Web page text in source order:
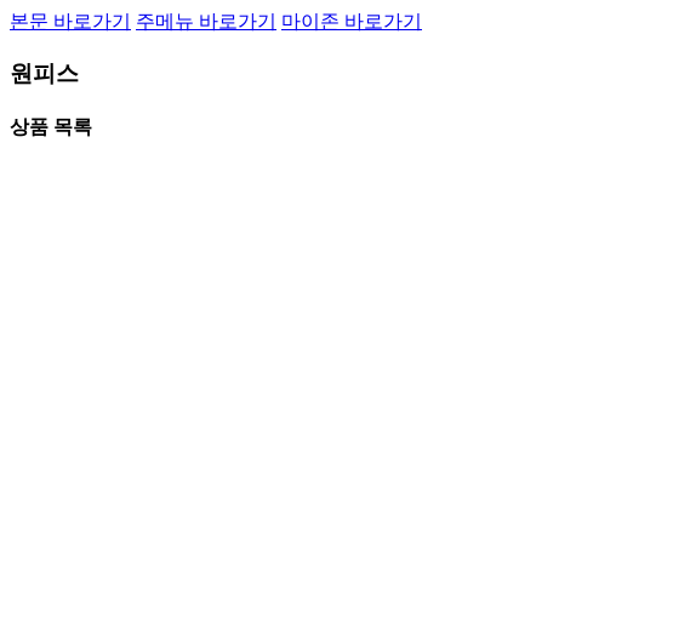
본문 바로가기 주메뉴 바로가기 마이존 바로가기
원피스
상품 목록